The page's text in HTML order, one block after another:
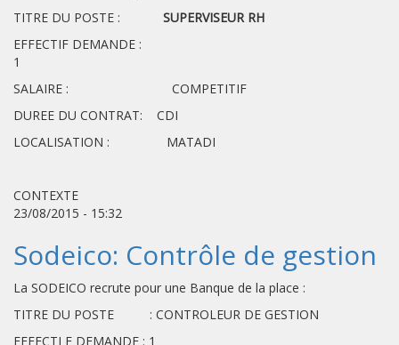
TITRE DU POSTE : SUPERVISEUR RH
EFFECTIF DEMANDE :
SALAIRE : COMPETITIF
DUREE DU CONTRAT: CDI
LOCALISATION : MATADI
CONTEXTE
23/08/2015 - 15:32
Sodeico: Contrôle de gestion
La SODEICO recrute pour une Banque de la place :
TITRE DU POSTE : CONTROLEUR DE GESTION
EFFECTI F DEMANDE : 1